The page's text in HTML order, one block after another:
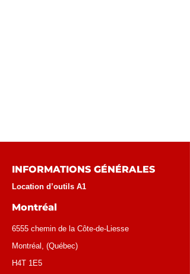
INFORMATIONS GÉNÉRALES
Location d’outils A1
Montréal
6555 chemin de la Côte-de-Liesse
Montréal , (Québec)
H4T 1E5